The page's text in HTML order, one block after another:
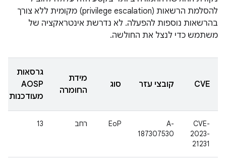
להסלמת הרשאות (privilege escalation) מקומית ללא צורך
בהרשאות נוספות להפעלה. לא נדרשת אינטראקציה של
משתמש כדי לנצל את החולשה.
CVE קובצי עזר סוג
מידת
החומרה
גרסאות
AOSP
מעודכנות
CVE-
2023-
21231
A-
187307530
EoP רחב 13